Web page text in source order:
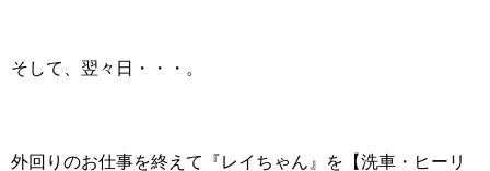
そして、翌々日・・・。
外回りのお仕事を終えて『レイちゃん』を【洗車・ヒーリ